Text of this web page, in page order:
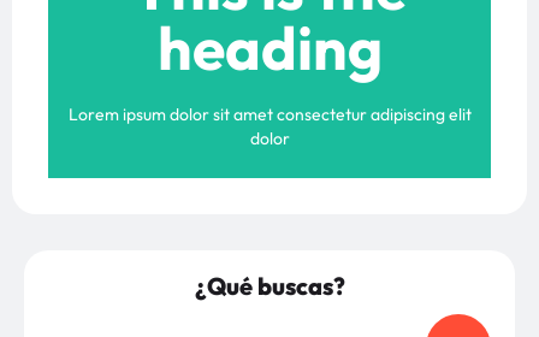
heading
Lorem ipsum dolor sit amet consectetur adipiscing elit
dolor
This is the
heading
¿Qué buscas?